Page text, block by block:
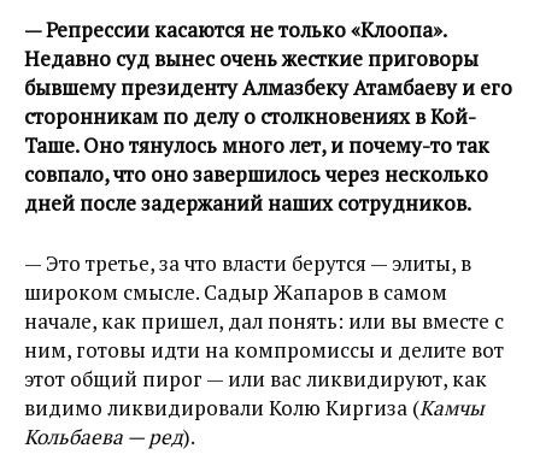
— Репрессии касаются не только «Клоопа».
Недавно суд вынес очень жесткие приговоры
бывшему президенту Алмазбеку Атамбаеву и его
сторонникам по делу о столкновениях в Кой-
Таше. Оно тянулось много лет, и почему-то так
совпало, что оно завершилось через несколько
дней после задержаний наших сотрудников.
— Это третье, за что власти берутся — элиты, в
широком смысле. Садыр Жапаров в самом
начале, как пришел, дал понять: или вы вместе с
ним, готовы идти на компромиссы и делите вот
этот общий пирог — или вас ликвидируют, как
видимо ликвидировали Колю Киргиза (Камчы
Кольбаева — ред).